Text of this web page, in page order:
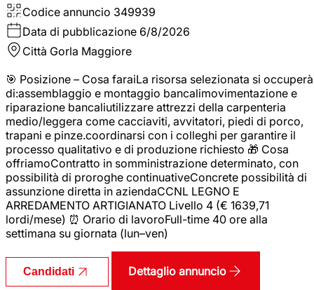
Codice annuncio 349939
Data di pubblicazione 6/8/2026
Città Gorla Maggiore
🎯 Posizione – Cosa faraiLa risorsa selezionata si occuperà
di:assemblaggio e montaggio bancalimovimentazione e
riparazione bancaliutilizzare attrezzi della carpenteria
medio/leggera come cacciaviti, avvitatori, piedi di porco,
trapani e pinze.coordinarsi con i colleghi per garantire il
processo qualitativo e di produzione richiesto 🎁 Cosa
offriamoContratto in somministrazione determinato, con
possibilità di proroghe continuativeConcrete possibilità di
assunzione diretta in aziendaCCNL LEGNO E
ARREDAMENTO ARTIGIANATO Livello 4 (€ 1639,71
lordi/mese) ⏰ Orario di lavoroFull-time 40 ore alla
settimana su giornata (lun–ven)
Candidati Dettaglio annuncio